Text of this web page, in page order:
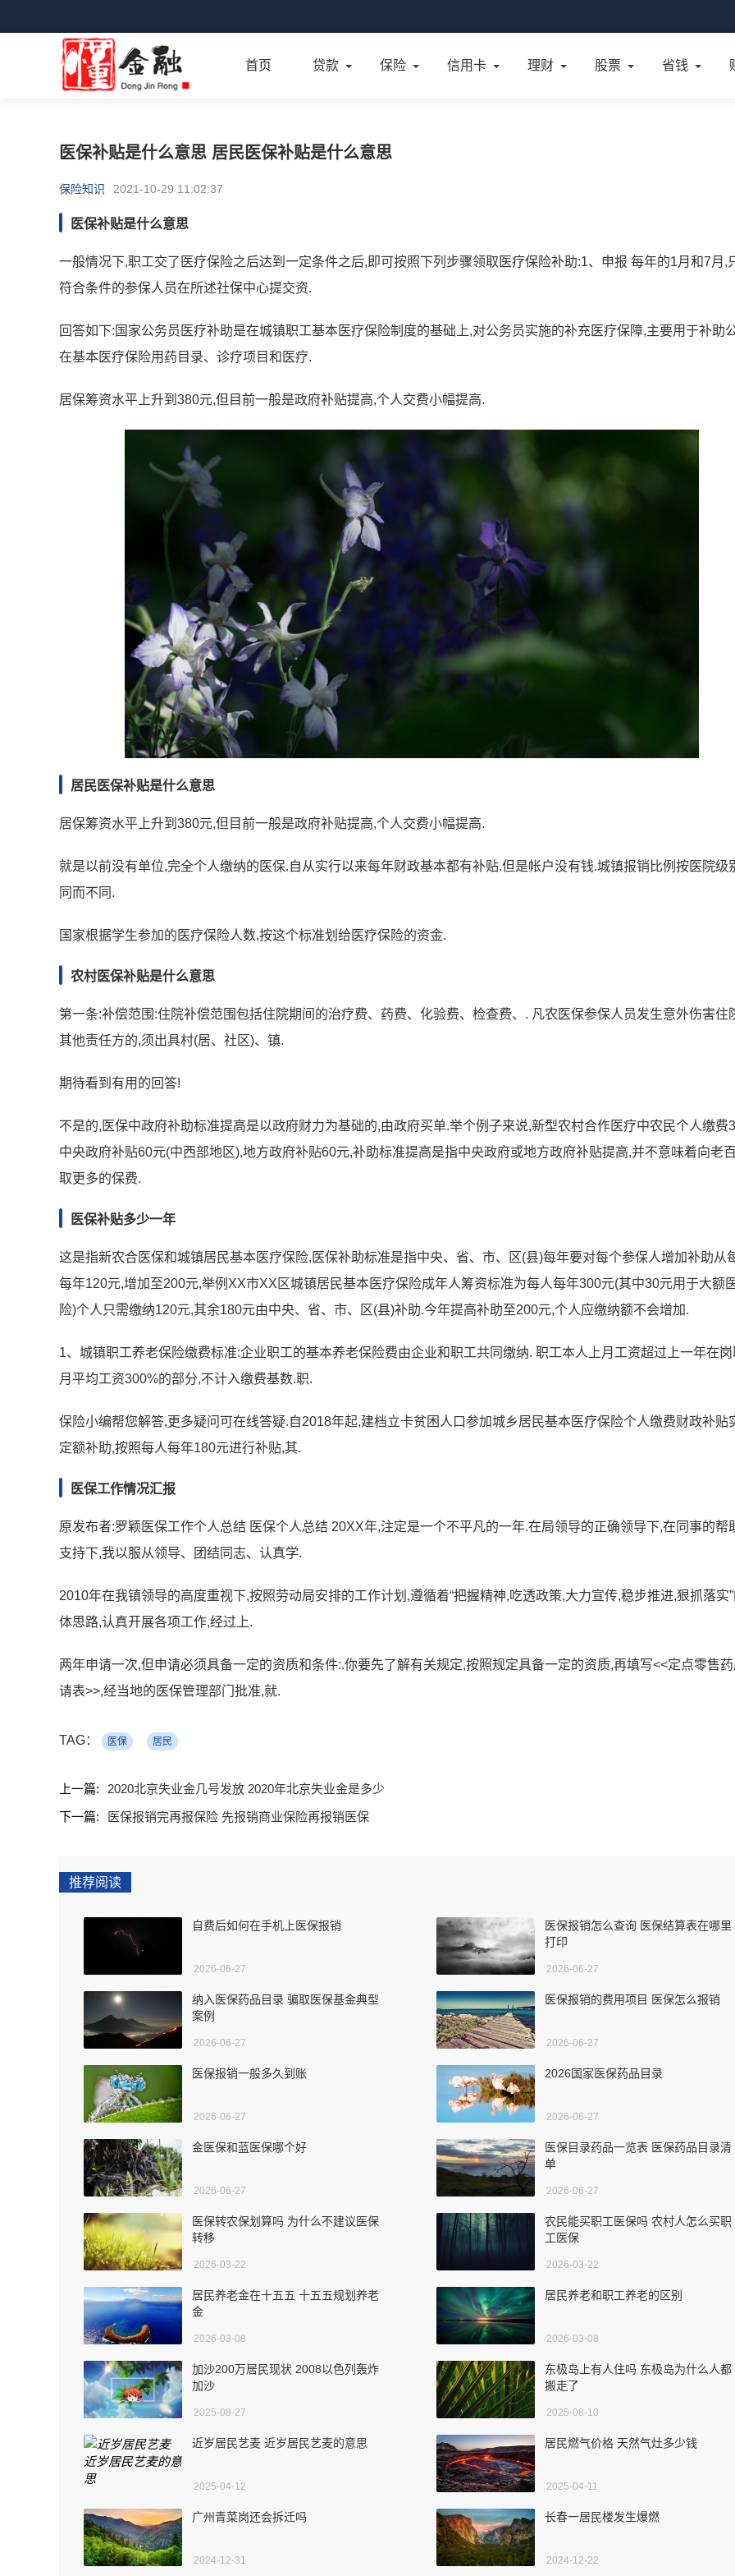
首页 贷款 保险 信用卡 理财 股票 省钱
医保补贴是什么意思 居民医保补贴是什么意思
保险知识 2021-10-29 11:02:37
医保补贴是什么意思
一般情况下,职工交了医疗保险之后达到一定条件之后,即可按照下列步骤领取医疗保险补助:1、申报 每年的1月和7月,
符合条件的参保人员在所述社保中心提交资.
回答如下:国家公务员医疗补助是在城镇职工基本医疗保险制度的基础上,对公务员实施的补充医疗保障,主要用于补助
在基本医疗保险用药目录、诊疗项目和医疗.
居保筹资水平上升到380元,但目前一般是政府补贴提高,个人交费小幅提高.
居民医保补贴是什么意思
居保筹资水平上升到380元,但目前一般是政府补贴提高,个人交费小幅提高.
就是以前没有单位,完全个人缴纳的医保.自从实行以来每年财政基本都有补贴.但是帐户没有钱.城镇报销比例按医院级
同而不同.
国家根据学生参加的医疗保险人数,按这个标准划给医疗保险的资金.
农村医保补贴是什么意思
第一条:补偿范围:住院补偿范围包括住院期间的治疗费、药费、化验费、检查费、. 凡农医保参保人员发生意外伤害住
其他责任方的,须出具村(居、社区)、镇.
期待看到有用的回答!
不是的,医保中政府补助标准提高是以政府财力为基础的,由政府买单.举个例子来说,新型农村合作医疗中农民个人缴费
中央政府补贴60元(中西部地区),地方政府补贴60元,补助标准提高是指中央政府或地方政府补贴提高,并不意味着向老
取更多的保费.
医保补贴多少一年
这是指新农合医保和城镇居民基本医疗保险,医保补助标准是指中央、省、市、区(县)每年要对每个参保人增加补助从
每年120元,增加至200元,举例XX市XX区城镇居民基本医疗保险成年人筹资标准为每人每年300元(其中30元用于大额
险)个人只需缴纳120元,其余180元由中央、省、市、区(县)补助.今年提高补助至200元,个人应缴纳额不会增加.
1、城镇职工养老保险缴费标准:企业职工的基本养老保险费由企业和职工共同缴纳. 职工本人上月工资超过上一年在岗
月平均工资300%的部分,不计入缴费基数.职.
保险小编帮您解答,更多疑问可在线答疑.自2018年起,建档立卡贫困人口参加城乡居民基本医疗保险个人缴费财政补贴
定额补助,按照每人每年180元进行补贴,其.
医保工作情况汇报
原发布者:罗颖医保工作个人总结 医保个人总结 20XX年,注定是一个不平凡的一年.在局领导的正确领导下,在同事的帮
支持下,我以服从领导、团结同志、认真学.
2010年在我镇领导的高度重视下,按照劳动局安排的工作计划,遵循着“把握精神,吃透政策,大力宣传,稳步推进,狠抓落实
体思路,认真开展各项工作,经过上.
两年申请一次,但申请必须具备一定的资质和条件:.你要先了解有关规定,按照规定具备一定的资质,再填写<<定点零售
请表>>,经当地的医保管理部门批准,就.
TAG： 医保 居民
上一篇:
2020北京失业金几号发放 2020年北京失业金是多少
下一篇:
医保报销完再报保险 先报销商业保险再报销医保
推荐阅读
自费后如何在手机上医保报销
2026-06-27
医保报销怎么查询 医保结算表在哪里
打印
2026-06-27
纳入医保药品目录 骗取医保基金典型
案例
2026-06-27
医保报销的费用项目 医保怎么报销
2026-06-27
医保报销一般多久到账
2026-06-27
2026国家医保药品目录
2026-06-27
金医保和蓝医保哪个好
2026-06-27
医保目录药品一览表 医保药品目录清
单
2026-06-27
医保转农保划算吗 为什么不建议医保
转移
2026-03-22
农民能买职工医保吗 农村人怎么买职
工医保
2026-03-22
居民养老金在十五五 十五五规划养老
金
2026-03-08
居民养老和职工养老的区别
2026-03-08
加沙200万居民现状 2008以色列轰炸
加沙
2025-08-27
东极岛上有人住吗 东极岛为什么人都
搬走了
2025-08-10
近岁居民艺麦 近岁居民艺麦的意思
2025-04-12
居民燃气价格 天然气灶多少钱
2025-04-11
广州青菜岗还会拆迁吗
2024-12-31
长春一居民楼发生爆燃
2024-12-22